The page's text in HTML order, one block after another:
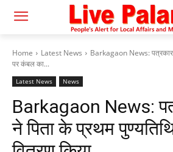
Home Latest News
Barkagaon News: पत्रकार
पर कंबल का...
Latest News News
Barkagaon News:
ने पिता के प्रथम